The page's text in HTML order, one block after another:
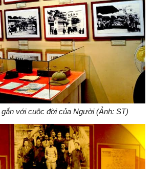
với cuộc đời của Người (Ảnh: ST)